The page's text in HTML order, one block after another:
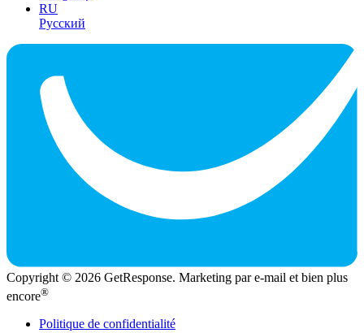
RU
Русский
Copyright © 2026 GetResponse. Marketing par e-mail et bien plus
encore®
Politique de confidentialité